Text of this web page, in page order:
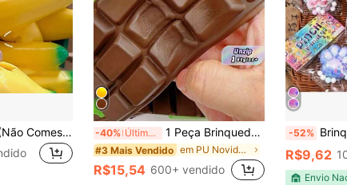
Banana Apertável (Não Comestível), Aparência Elegante e Prática, Material Macio e Elástico Proporciona Toque Confortável, Tamanho Compacto para Fácil Posicionamento e Transporte, Perfeito para Decorar Bolsas, Mesas e Pequenos Espaços, Artesanato Requintado Garante Desempenho Estável e Longa Vida Útil, Adequado para Várias Ocasiões Diárias, (Não Comestível) Squishies. Brinquedo Apertável -40% Últimos 3 dias 1 Peça Brinquedo Antistresse de Simulação de Chocolate Macio, Brinquedo de Pressionar Diversão de Alívio de Estresse, Brinquedo de Ventilação de Alívio de Estresse, Pequeno Presente Decorativo, Brinquedo Macio Taba Macio
#3 Mais Vendido em PU Novidades e brinquedos engraçados para adole
R$15,54 600+ vendido
-52% Brinquedos
R$9,62
Envio